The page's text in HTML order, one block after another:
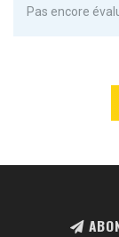
Pas encore